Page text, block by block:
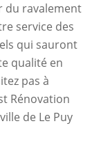
du ravalement
service des
qui sauront
qualité en
pas à
Rénovation
de Le Puy